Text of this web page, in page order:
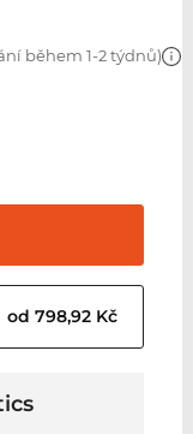
během 1-2 týdnů)
od 798,92 Kč